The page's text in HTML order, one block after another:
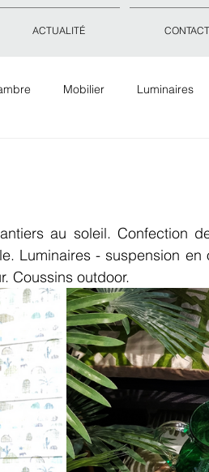
ACTUALITÉ CONTACT
Mobilier Luminaires
au soleil. Confection
Luminaires - suspension en
Coussins outdoor.